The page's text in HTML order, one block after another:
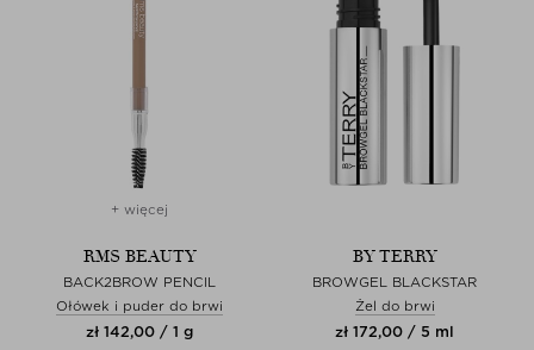
+ więcej
RMS BEAUTY
BACK2BROW PENCIL
Ołówek i puder do brwi
zł 142,00 / 1 g
BY TERRY
BROWGEL BLACKSTAR
Żel do brwi
zł 172,00 / 5 ml